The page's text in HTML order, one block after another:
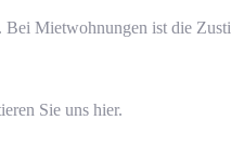
Mietwohnungen ist die
Sie uns hier.